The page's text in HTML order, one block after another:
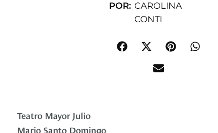
POR: CAROLINA
CONTI
Teatro Mayor Julio
Mario Santo Domingo